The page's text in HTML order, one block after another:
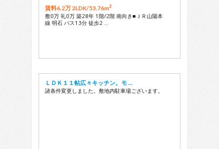
賃料6.2万 2LDK/53.76m2
敷0万 礼0万 築28年 1階/2階 南向き■ＪＲ山陽本
線 明石 バス13分 徒歩2 …
ＬＤＫ１１帖広々キッチン。モ …
諸条件変更しました。敷地内駐車場ございます。